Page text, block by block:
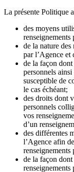
La présente Politique
des moyens
renseignements
de la nature
par l’Agence et
de la façon
personnels
susceptible de
le cas échéant;
des droits dont
personnels
vos
d’un
des différentes
l’Agence afin
renseignements
de la façon
renseignements